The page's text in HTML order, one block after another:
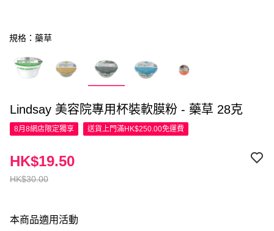
規格：藥草
Lindsay 美容院專用杯裝軟膜粉 - 藥草 28克
8月8網店限定獨享 送貨上門滿HK$250.00免運費
HK$30.00
HK$19.50
本商品適用活動